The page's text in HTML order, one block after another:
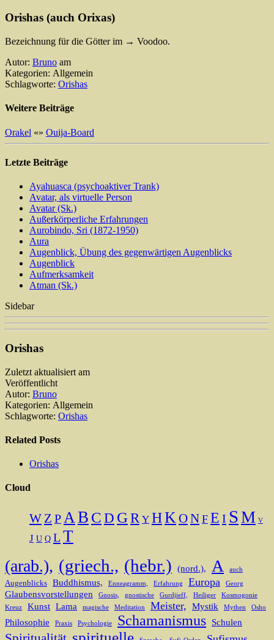
Orishas (auch Orixas)
Bezeichnung für die Götter im → Voodoo.
Autor: Bruno am
Kategorien: Allgemein
Schlagworte: Orishas
Weitere Beiträge
Orakel «» Ouija-Board
Letzte Beiträge
Ayahuasca (psychoaktiver Trank)
Avatar, als virtuelle Person
Avatar (Sk.)
Außerkörperliche Erfahrungen
Aurobindo, Sri (1872-1950)
Aura
Augenblick, Übung des gegenwärtigen Augenblicks
Augenblick
Aufmerksamkeit
Atman (Sk.)
Sidebar
Orishas
Zuletzt aktualisiert am
Veröffentlicht
Autor: Bruno
Kategorien: Allgemein
Schlagworte: Orishas
Related Posts
Orishas
Cloud
W Z P A B C D GR Y HK ON F E I SM V
J U Q L T
(arab.), (griech., (hebr.) (nord.), A auch
Augenblicks Buddhismus, Enneagramm, Erfahrung Europa Georg
Glaubensvorstellungen Gnosis, gnostische Gurdjieff, Heiliger
Kosmogonie
Kreuz
Kunst Lama magische Meditation Meister, Mystik Mythen Osho
Philosophie Praxis Psychologie Schamanismus Schulen